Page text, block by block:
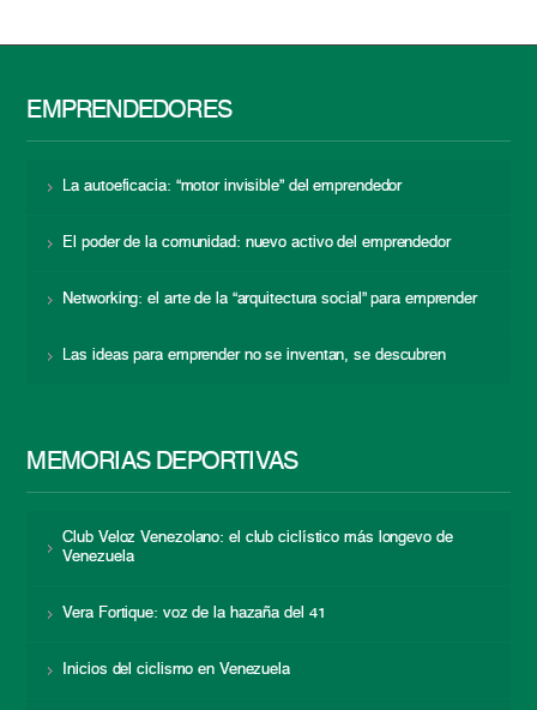
EMPRENDEDORES
La autoeficacia: “motor invisible” del emprendedor
El poder de la comunidad: nuevo activo del emprendedor
Networking: el arte de la “arquitectura social” para emprender
Las ideas para emprender no se inventan, se descubren
MEMORIAS DEPORTIVAS
Club Veloz Venezolano: el club ciclístico más longevo de
Venezuela
Vera Fortique: voz de la hazaña del 41
Inicios del ciclismo en Venezuela